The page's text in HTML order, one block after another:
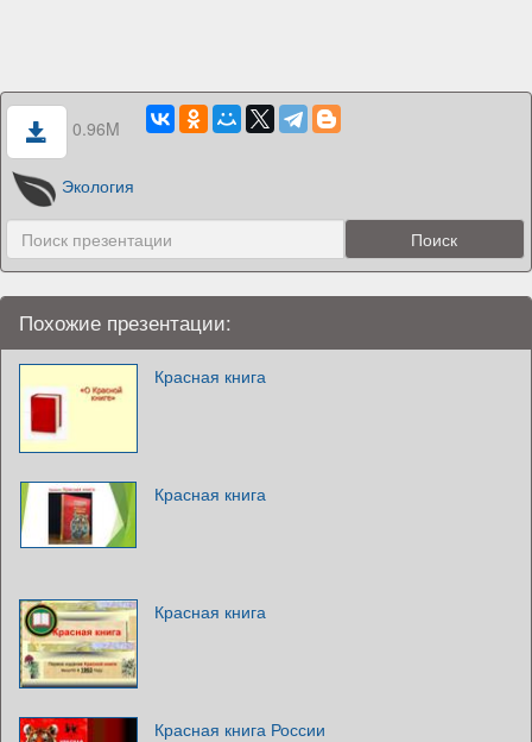
0.96M
Экология
Похожие презентации:
Красная книга
Красная книга
Красная книга
Красная книга России